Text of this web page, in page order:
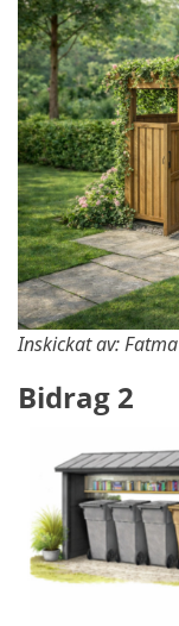
Inskickat av: Fatma
Bidrag 2